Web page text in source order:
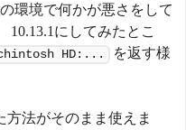
環境で何かが悪さをして
10.13.1にしてみたとこ
HD:...
を返す様
方法がそのまま使えま